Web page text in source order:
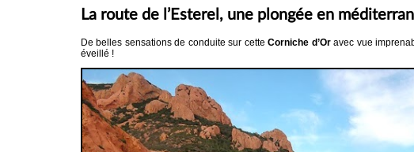
La route de l’Esterel, une plongée en
De belles sensations de conduite sur cetteCorniche d’Oravec vue
éveillé !